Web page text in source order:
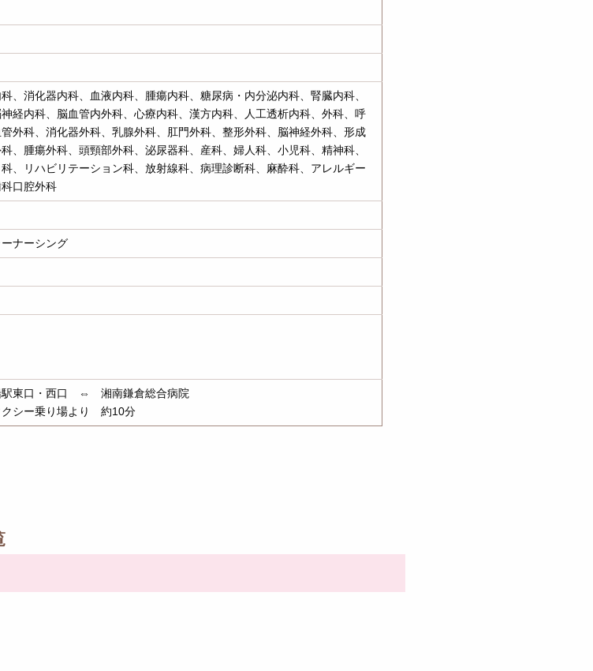
、消化器内科、血液内科、腫瘍内科、糖尿病・内分泌内科、腎臓内科、
経内科、脳血管内外科、心療内科、漢方内科、人工透析内科、外科、呼
外科、消化器外科、乳腺外科、肛門外科、整形外科、脳神経外科、形成
、腫瘍外科、頭頸部外科、泌尿器科、産科、婦人科、小児科、精神科、
、リハビリテーション科、放射線科、病理診断科、麻酔科、アレルギー
口腔外科
ナーシング
駅東口・西口 ⇔ 湘南鎌倉総合病院
クシー乗り場より 約10分